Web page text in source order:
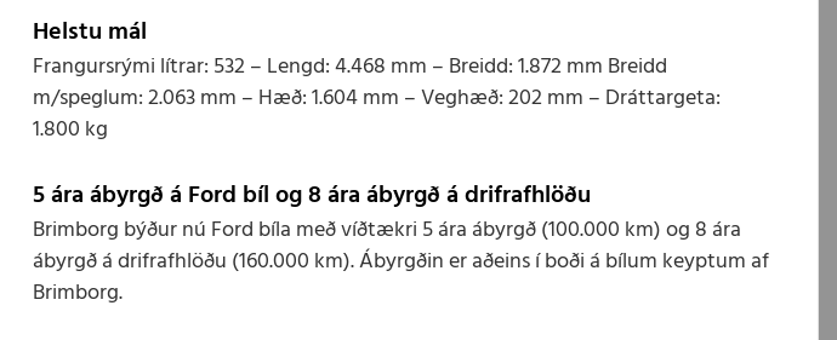
Helstu mál
Frangursrými lítrar: 532 – Lengd: 4.468 mm – Breidd: 1.872 mm Breidd
m/speglum: 2.063 mm – Hæð: 1.604 mm – Veghæð: 202 mm – Dráttargeta:
1.800 kg
5 ára ábyrgð á Ford bíl og 8 ára ábyrgð á drifrafhlöðu
Brimborg býður nú Ford bíla með víðtækri 5 ára ábyrgð (100.000 km) og 8 ára
ábyrgð á drifrafhlöðu (160.000 km). Ábyrgðin er aðeins í boði á bílum keyptum af
Brimborg.